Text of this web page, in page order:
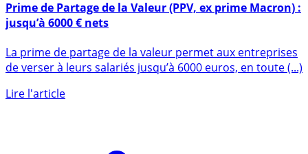
20 juillet 2022
jusqu’à 6000 € nets
de verser à leurs salariés jusqu’à 6000 euros, en toute (...)